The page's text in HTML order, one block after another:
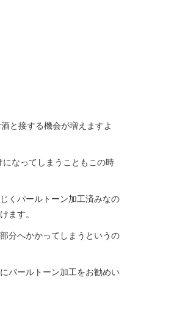
と接する機会が増えますよ
なってしまうこともこの時
くパールトーン加工済みなの
ます。
分へかかってしまうというの
パールトーン加工をお勧めい